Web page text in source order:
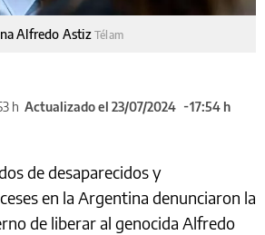
Alfredo Astiz Télam
h Actualizado el 23/07/2024
17:54 h
de desaparecidos y
en la Argentina denunciaron la
de liberar al genocida Alfredo